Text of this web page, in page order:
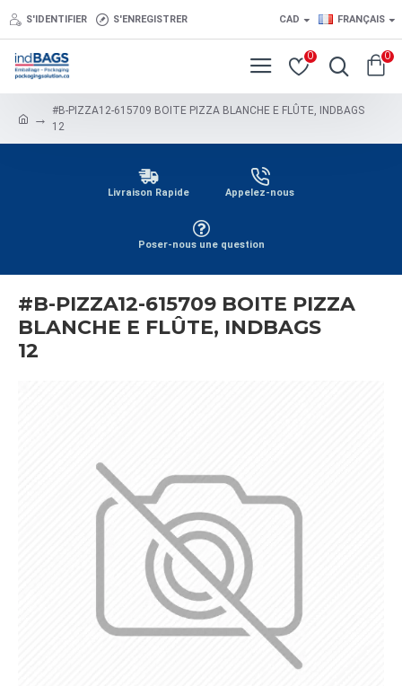
S'IDENTIFIER S'ENREGISTRER CAD FRANÇAIS
0 0
#B-PIZZA12-615709 BOITE PIZZA BLANCHE E FLÛTE, INDBAGS
12
Livraison Rapide Appelez-nous
Poser-nous une question
#B-PIZZA12-615709 BOITE PIZZA
BLANCHE E FLÛTE, INDBAGS
12